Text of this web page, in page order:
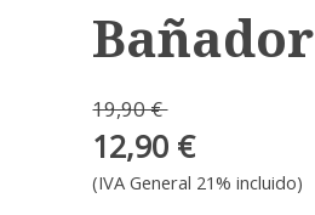
Bañador
19,90 €
12,90 €
(IVA General 21% incluido)